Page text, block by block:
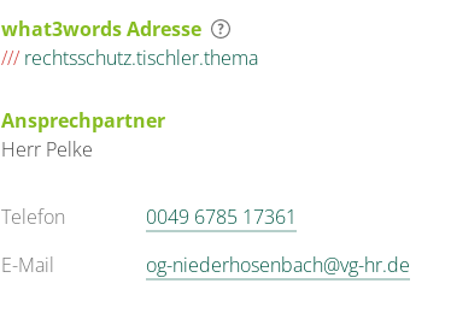
what3words Adresse
/// rechtsschutz.tischler.thema
Ansprechpartner
Herr Pelke
Telefon
0049 6785 17361
E-Mail
og-niederhosenbach@vg-hr.de